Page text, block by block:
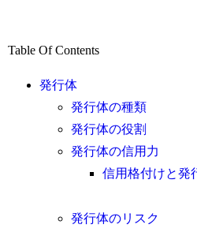
Table Of Contents
発行体
発行体の種類
発行体の役割
発行体の信用力
信用格付けと発
発行体のリスク